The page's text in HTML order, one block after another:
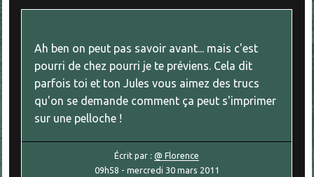
Ah ben on peut pas savoir avant... mais c'est
pourri de chez pourri je te préviens. Cela dit
parfois toi et ton Jules vous aimez des trucs
qu'on se demande comment ça peut s'imprimer
sur une pelloche !
Écrit par :@ Florence
09h58 - mercredi 30 mars 2011